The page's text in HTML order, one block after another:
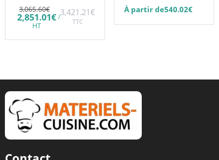
3,065.60€ Le
prix
initial
3,065.60€.
2,851.01€Le
est :
HT
/3,421.21€
TTC
À partir de540.02€
page